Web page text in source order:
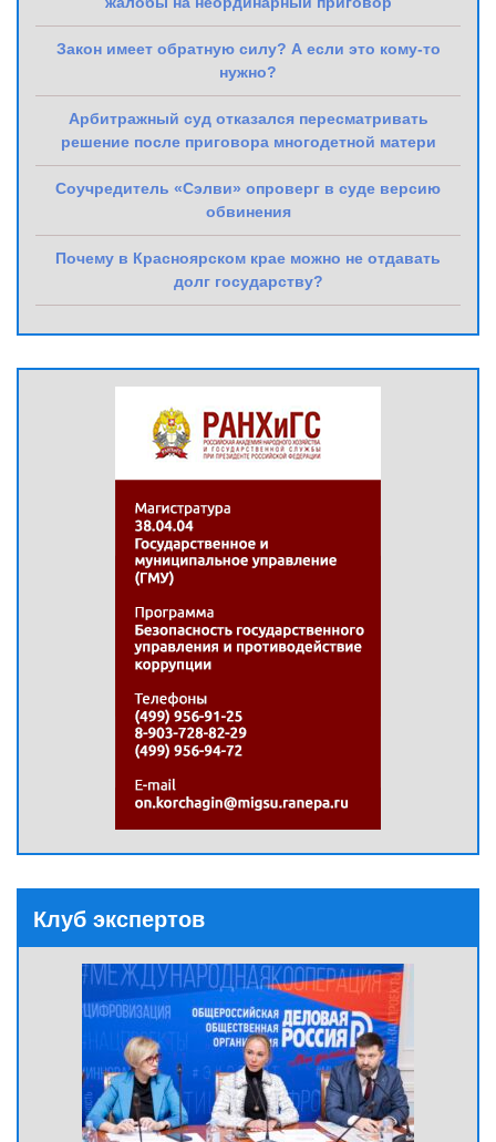
Закон имеет обратную силу? А если это кому-то
нужно?
Арбитражный суд отказался пересматривать
решение после приговора многодетной матери
Соучредитель «Сэлви» опроверг в суде версию
обвинения
Почему в Красноярском крае можно не отдавать
долг государству?
Клуб экспертов